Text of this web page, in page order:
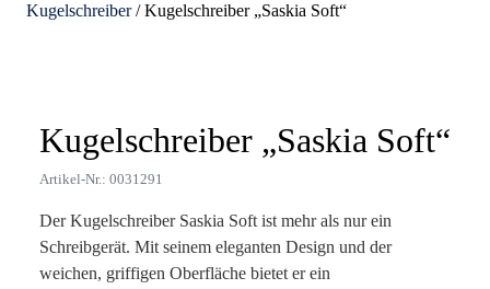
Kugelschreiber/ Kugelschreiber „Saskia Soft“
Zoom
Kugelschreiber „Saskia Soft“
Artikel-Nr.: 0031291
Der Kugelschreiber Saskia Soft ist mehr als nur ein
Schreibgerät. Mit seinem eleganten Design und der
weichen, griffigen Oberfläche bietet er ein